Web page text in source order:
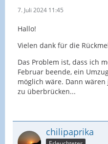
7. Juli 2024 11:45
Hallo!
Vielen dank für die
Das Problem ist, dass ich
Februar beende, ein
möglich wäre. Dann
zu überbrücken...
chilipaprika